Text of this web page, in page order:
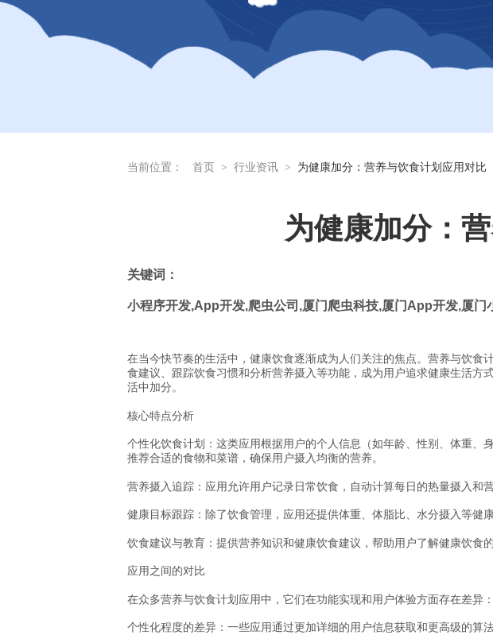
当前位置： 首页 > 行业资讯 > 为健康加分：营养与饮食计划应用对比
为健康加分：
关键词：
小程序开发,App开发,爬虫公司 ,厦门爬虫科技,厦门 App开发,厦门
在当今快节奏的生活中，健康饮食逐渐成为人们关注的焦点。营养与饮
食建议、跟踪饮食习惯和分析营养摄入等功能，成为用户追求健康生活
活中加分。
核心特点分析
个性化饮食计划：这类应用根据用户的个人信息（如年龄、性别、体重
推荐合适的食物和菜谱，确保用户摄入均衡的营养。
营养摄入追踪：应用允许用户记录日常饮食，自动计算每日的热量摄入和
健康目标跟踪：除了饮食管理，应用还提供体重、体脂比、水分摄入等健
饮食建议与教育：提供营养知识和健康饮食建议，帮助用户了解健康饮食
应用之间的对比
在众多营养与饮食计划应用中，它们在功能实现和用户体验方面存在差异：
个性化程度的差异：一些应用通过更加详细的用户信息获取和更高级的算